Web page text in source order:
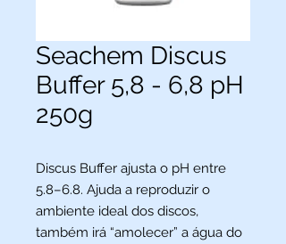
Seachem Discus
Buffer 5,8 - 6,8 pH
250g
Discus Buffer ajusta o pH entre
5.8–6.8. Ajuda a reproduzir o
ambiente ideal dos discos,
também irá “amolecer” a água do